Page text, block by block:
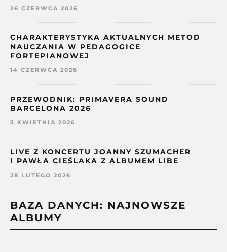
26 CZERWCA 2026
CHARAKTERYSTYKA AKTUALNYCH METOD
NAUCZANIA W PEDAGOGICE
FORTEPIANOWEJ
14 CZERWCA 2026
PRZEWODNIK: PRIMAVERA SOUND
BARCELONA 2026
3 KWIETNIA 2026
LIVE Z KONCERTU JOANNY SZUMACHER
I PAWŁA CIEŚLAKA Z ALBUMEM LIBE
28 LUTEGO 2026
BAZA DANYCH: NAJNOWSZE
ALBUMY